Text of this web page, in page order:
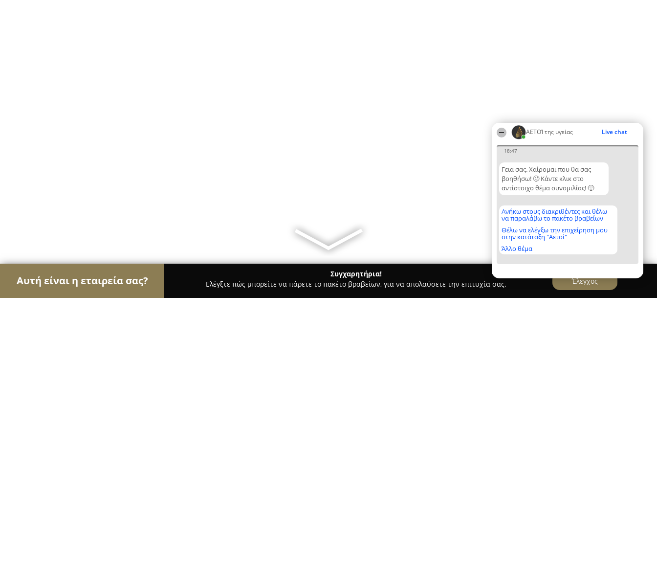
ΑΕΤΟΊ της υγείας Live chat
18:47
Γεια σας. Χαίρομαι που θα σας
βοηθήσω! 🙂 Κάντε κλικ στο
αντίστοιχο θέμα συνομιλίας! 🙂
Ανήκω στους διακριθέντες και θέλω
να παραλάβω το πακέτο βραβείων
Θέλω να ελέγξω την επιχείρηση μου
στην κατάταξη "Αετοί"
Άλλο θέμα
Αυτή είναι η εταιρεία σας?
Συγχαρητήρια!
Ελέγξτε πώς μπορείτε να πάρετε το πακέτο βραβείων, για να απολαύσετε την επιτυχία σας.
Έλεγχος